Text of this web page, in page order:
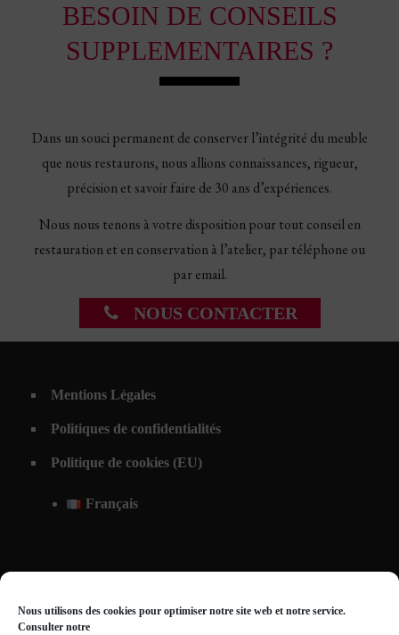
Nous utilisons des cookies pour optimiser notre site web et notre service.
Consulter notre
BESOIN DE CONSEILS
SUPPLEMENTAIRES ?
Dans un souci permanent de conserver l’intégrité du meuble
que nous restaurons, nous allions connaissances, rigueur,
précision et savoir faire de 30 ans d’expériences.
Nous nous tenons à votre disposition pour tout conseil en
restauration et en conservation à l’atelier, par téléphone ou
par email.
NOUS CONTACTER
Mentions Légales
Politiques de confidentialités
Politique de cookies (EU)
Français